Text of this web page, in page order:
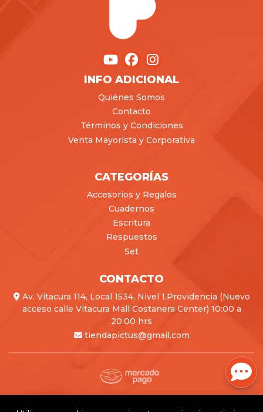
INFO ADICIONAL
Quiénes Somos
Contacto
Términos y Condiciones
Venta Mayorista y Corporativa
CATEGORÍAS
Accesorios y Regalos
Cuadernos
Escritura
Respuestos
Set
CONTACTO
Av. Vitacura 114, Local 1534, Nivel 1,Providencia (Nuevo
acceso calle Vitacura Mall Costanera Center) 10:00 a
20:00 hrs
tiendapictus@gmail.com